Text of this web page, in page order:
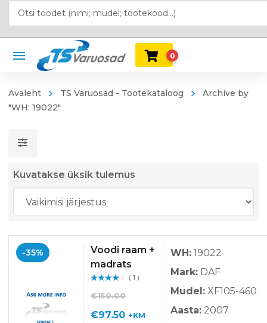
0
Avaleht TS Varuosad - Tootekataloog
Archive by
"WH: 19022"
Kuvatakse üksik tulemus
-35%
Voodi raam +
madrats
guga
/ 5
( 1 )
€150.00
Algne
€97.50Praegune
+KM
WH: 19022
Mark: DAF
Mudel: XF105-460
Aasta: 2007